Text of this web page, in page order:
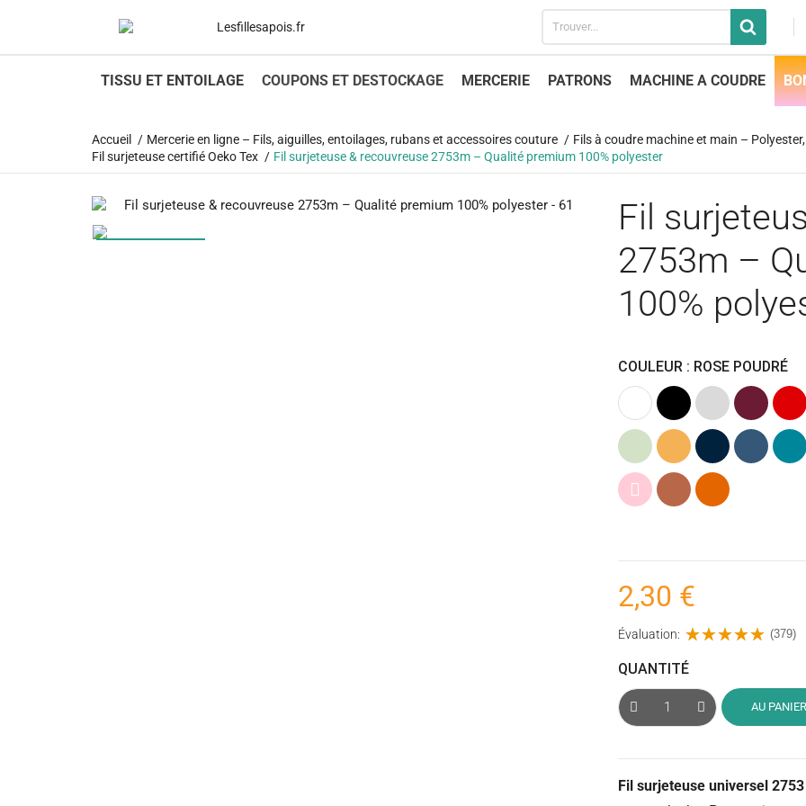
TISSU ET ENTOILAGE COUPONS ET DESTOCKAGE MERCERIE PATRONS MACHINE A COUDRE
Accueil Mercerie en ligne – Fils, aiguilles, entoilages, rubans et accessoires couture
Fils à coudre machine et main –
Fil surjeteuse certifié Oeko Tex
Fil surjeteuse & recouvreuse 2753m – Qualité premium 100% polyester
Fil
2753m –
100%
COULEUR : ROSE POUDRÉ
Blanc Noir
Gris
clair
BordeauxRouge
Vert
menthe
Ocre
(Jaune)
Bleu
marine
Bleu
jeans (Bleu)
Rose
poudré
Argile Rouille
(Cuivré)
2,30 €
Évaluation: (379)
QUANTITÉ
AU PANIER
Fil surjeteuse universel